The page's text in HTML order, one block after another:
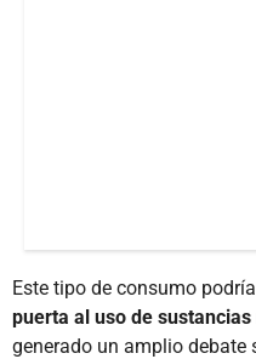
Este tipo de consumo
puerta al uso de
generado un amplio debate